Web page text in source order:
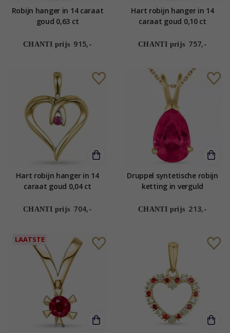
Robijn hanger in 14 caraat
goud 0,63 ct
CHANTI prijs 915,-
Hart robijn hanger in 14
caraat goud 0,10 ct
CHANTI prijs 757,-
Hart robijn hanger in 14
caraat goud 0,04 ct
CHANTI prijs 704,-
Druppel syntetische robijn
ketting in verguld
14 karaat goud - Gold
CHANTI prijs 213,-
LAATSTE